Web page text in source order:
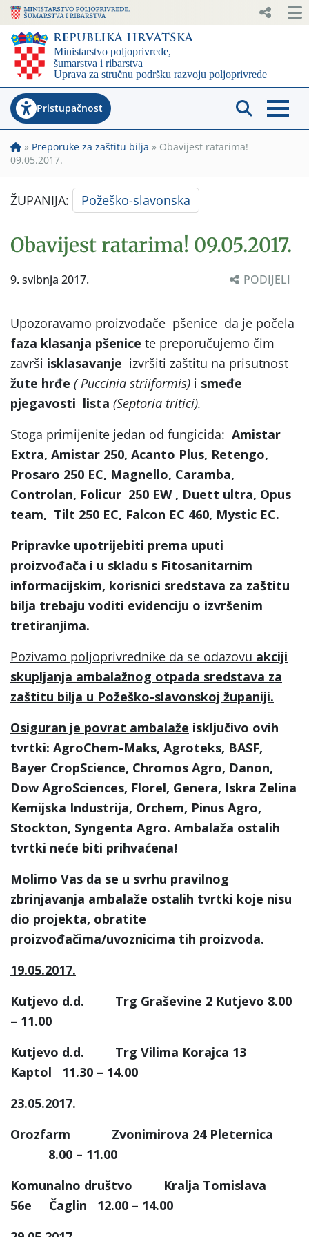
Pristupačnost
» Preporuke za zaštitu bilja » Obavijest ratarima!
09.05.2017.
ŽUPANIJA: Požeško-slavonska
Obavijest ratarima! 09.05.2017.
9. svibnja 2017. PODIJELI
Upozoravamo proizvođače pšenice da je počela
faza klasanja pšenice te preporučujemo čim
završi isklasavanje izvršiti zaštitu na prisutnost
žute hrđe ( Puccinia striiformis) i smeđe
pjegavosti lista (Septoria tritici).
Stoga primijenite jedan od fungicida: Amistar
Extra, Amistar 250, Acanto Plus, Retengo,
Prosaro 250 EC, Magnello, Caramba,
Controlan, Folicur 250 EW , Duett ultra, Opus
team, Tilt 250 EC, Falcon EC 460, Mystic EC.
Pripravke upotrijebiti prema uputi
proizvođača i u skladu s Fitosanitarnim
informacijskim, korisnici sredstava za zaštitu
bilja trebaju voditi evidenciju o izvršenim
tretiranjima.
Pozivamo poljoprivrednike da se odazovu akciji
skupljanja ambalažnog otpada sredstava za
zaštitu bilja u Požeško-slavonskoj županiji.
Osiguran je povrat ambalaže isključivo ovih
tvrtki: AgroChem-Maks, Agroteks, BASF,
Bayer CropScience, Chromos Agro, Danon,
Dow AgroSciences, Florel, Genera, Iskra Zelina
Kemijska Industrija, Orchem, Pinus Agro,
Stockton, Syngenta Agro. Ambalaža ostalih
tvrtki neće biti prihvaćena!
Molimo Vas da se u svrhu pravilnog
zbrinjavanja ambalaže ostalih tvrtki koje nisu
dio projekta, obratite
proizvođačima/uvoznicima tih proizvoda.
19.05.2017.
Kutjevo d.d. Trg Graševine 2 Kutjevo 8.00
– 11.00
Kutjevo d.d. Trg Vilima Korajca 13
Kaptol 11.30 – 14.00
23.05.2017.
Orozfarm Zvonimirova 24 Pleternica
8.00 – 11.00
Komunalno društvo Kralja Tomislava
56e Čaglin 12.00 – 14.00